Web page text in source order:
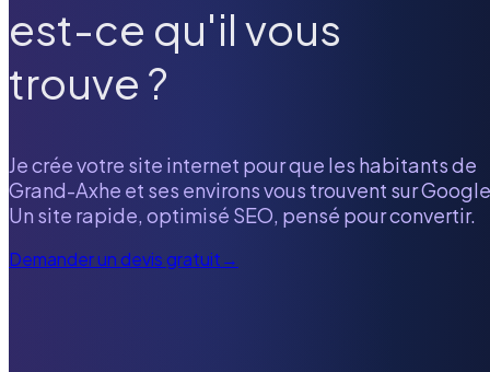
est-ce qu'il vous
trouve ?
Je crée votre site internet pour que les habitants de
Grand-Axhe et ses environs vous trouvent sur
Un site rapide, optimisé SEO, pensé pour convertir.
Demander un devis gratuit→